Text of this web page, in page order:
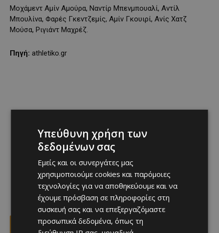
Μοχάμεντ Αμίν Αμούρα, Ναντίρ Μπενμπουαλί, Αντίλ
Μπουλίνα, Φαρές Γκεντζεμίς, Αμίν Γκουιρί, Ανίς Χατζ
Μούσα, Ριγιάντ Μαχρέζ.
Πηγή: athletiko.gr
Facebook X Viber
Υπεύθυνη χρήση των
δεδομένων σας
Εμείς και οι συνεργάτες μας
χρησιμοποιούμε cookies και παρόμοιες
τεχνολογίες για να αποθηκεύουμε και να
έχουμε πρόσβαση σε πληροφορίες στη
συσκευή σας και να επεξεργαζόμαστε
προσωπικά δεδομένα, όπως τη